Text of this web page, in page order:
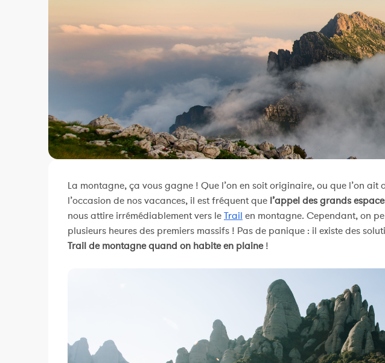
La montagne, ça vous gagne ! Que l’on en soit originaire, ou que l’on
l’occasion de nos vacances, il est fréquent que l’appel des grands
nous attire irrémédiablement vers leTrail en montagne. Cependant, on
plusieurs heures des premiers massifs ! Pas de panique : il existe des
Trail de montagne quand on habite en plaine!